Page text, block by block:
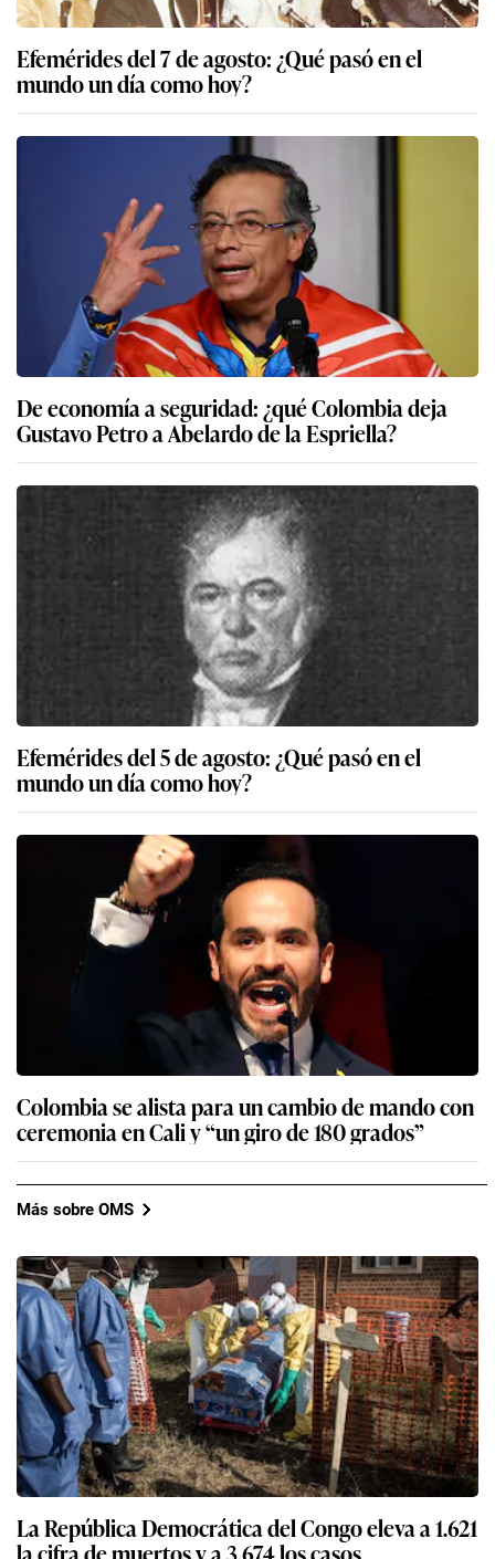
Efemérides del 7 de agosto: ¿Qué pasó en el
mundo un día como hoy?
De economía a seguridad: ¿qué Colombia deja
Gustavo Petro a Abelardo de la Espriella?
Efemérides del 5 de agosto: ¿Qué pasó en el
mundo un día como hoy?
Colombia se alista para un cambio de mando con
ceremonia en Cali y “un giro de 180 grados”
Más sobre OMS
La República Democrática del Congo eleva a 1.621